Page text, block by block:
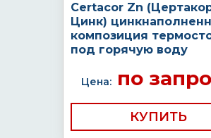
Certacor Zn
Цинк)
композиция
под горячую воду
Цена:по
КУПИТЬ